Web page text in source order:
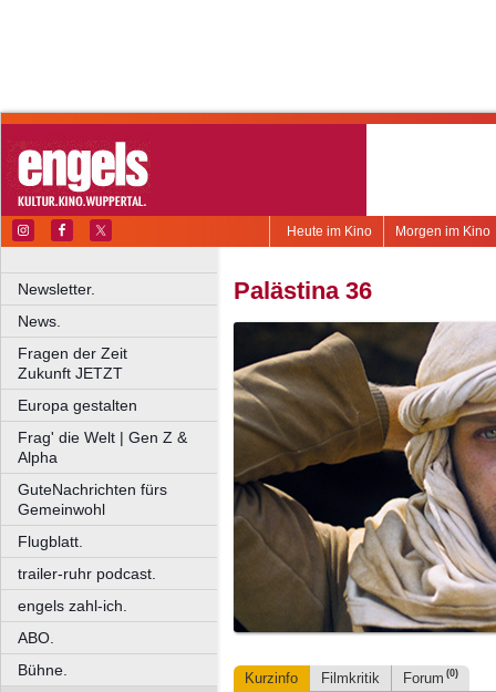
Morgen im Kino
Heute im Kino
Newsletter.
News.
Fragen der Zeit
Zukunft JETZT
Europa gestalten
Frag' die Welt | Gen Z &
Alpha
GuteNachrichten fürs
Gemeinwohl
Flugblatt.
trailer-ruhr podcast.
engels zahl-ich.
ABO.
Bühne.
Palästina 36
Kurzinfo Filmkritik Forum (0)